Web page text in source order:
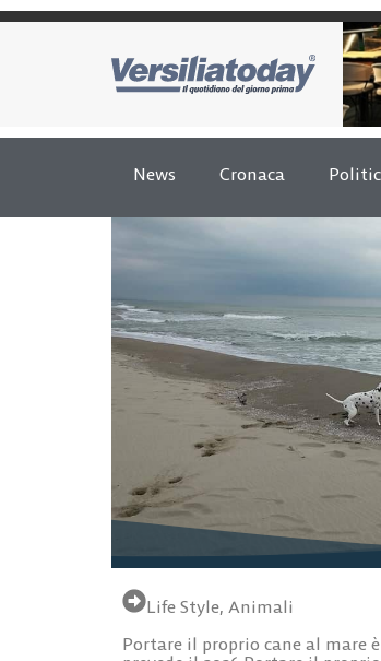
News Cronaca
Life Style, Animali
Portare il proprio cane al mare